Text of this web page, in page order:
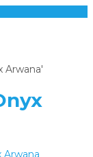
Arwana'